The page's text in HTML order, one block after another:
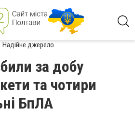
Надійне джерело
за добу
та чотири
БпЛА